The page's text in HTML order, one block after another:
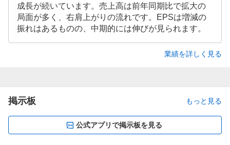
成長が続いています。売上高は前年同期比で拡大の
局面が多く、右肩上がりの流れです。EPSは増減の
振れはあるものの、中期的には伸びが見られます。
業績を詳しく見る
掲示板 もっと見る
公式アプリで掲示板を見る